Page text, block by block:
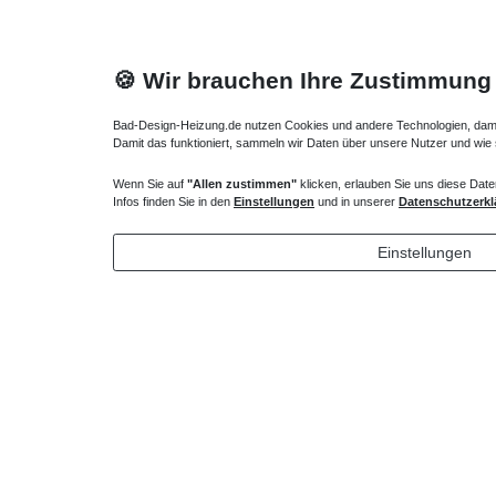
Heizkörper Ventil
135,00 € *
🍪 Wir brauchen Ihre Zustimmung
Bad-Design-Heizung.de nutzen Cookies und andere Technologien,
Damit das funktioniert, sammeln wir Daten über unsere Nutzer und
Wenn Sie auf "Allen zustimmen" klicken, erlauben Sie uns diese
Infos finden Sie in den Einstellungen und in unserer
Einstellungen